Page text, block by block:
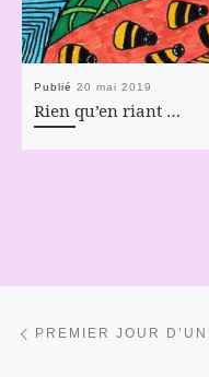
Publié 20 mai 2019
Rien qu’en riant …
Parcourir
PREMIER JOUR